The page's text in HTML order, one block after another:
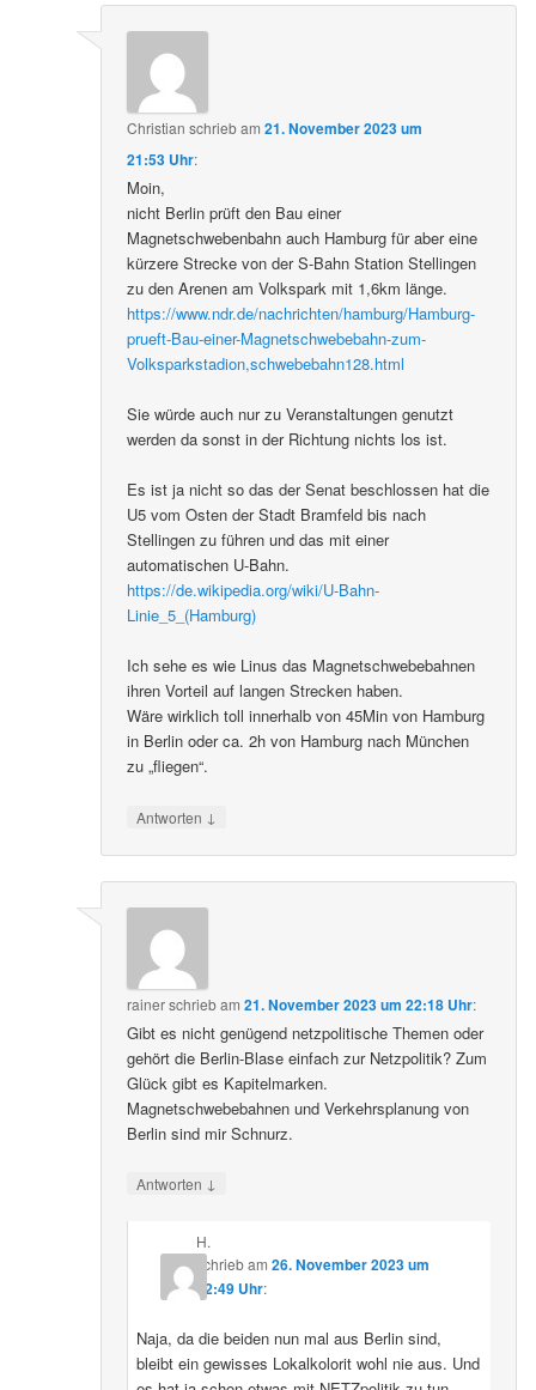
Christian schriebam21. November 2023 um
21:53 Uhr:
Moin,
nicht Berlin prüft den Bau einer
Magnetschwebenbahn auch Hamburg für aber eine
kürzere Strecke von der S-Bahn Station Stellingen
zu den Arenen am Volkspark mit 1,6km länge.
https://www.ndr.de/nachrichten/hamburg/Hamburg-
prueft-Bau-einer-Magnetschwebebahn-zum-
Volksparkstadion,schwebebahn128.html
Sie würde auch nur zu Veranstaltungen genutzt
werden da sonst in der Richtung nichts los ist.
Es ist ja nicht so das der Senat beschlossen hat die
U5 vom Osten der Stadt Bramfeld bis nach
Stellingen zu führen und das mit einer
automatischen U-Bahn.
https://de.wikipedia.org/wiki/U-Bahn-
Linie_5_(Hamburg)
Ich sehe es wie Linus das Magnetschwebebahnen
ihren Vorteil auf langen Strecken haben.
Wäre wirklich toll innerhalb von 45Min von Hamburg
in Berlin oder ca. 2h von Hamburg nach München
zu „fliegen“.
Antworten ↓
rainerschriebam21. November 2023 um 22:18 Uhr:
Gibt es nicht genügend netzpolitische Themen oder
gehört die Berlin-Blase einfach zur Netzpolitik? Zum
Glück gibt es Kapitelmarken.
Magnetschwebebahnen und Verkehrsplanung von
Berlin sind mir Schnurz.
Antworten ↓
H.
schriebam 26. November 2023 um
22:49 Uhr:
Naja, da die beiden nun mal aus Berlin sind,
bleibt ein gewisses Lokalkolorit wohl nie aus. Und